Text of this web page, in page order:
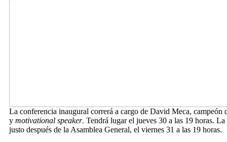
La conferencia inaugural correrá a cargo de David Meca, campeón
y motivational speaker. Tendrá lugar el jueves 30 a las 19 horas.
justo después de la Asamblea General, el viernes 31 a las 19 horas.